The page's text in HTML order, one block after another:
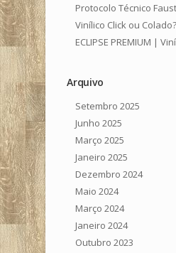
Protocolo Técnico
Vinílico Click ou Colado?
ECLIPSE PREMIUM |
Arquivo
Setembro 2025
Junho 2025
Março 2025
Janeiro 2025
Dezembro 2024
Maio 2024
Março 2024
Janeiro 2024
Outubro 2023